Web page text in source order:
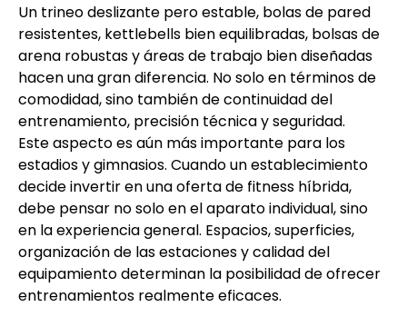
Un trineo deslizante pero estable, bolas de pared
resistentes, kettlebells bien equilibradas, bolsas de
arena robustas y áreas de trabajo bien diseñadas
hacen una gran diferencia. No solo en términos de
comodidad, sino también de continuidad del
entrenamiento, precisión técnica y seguridad.
Este aspecto es aún más importante para los
estadios y gimnasios. Cuando un establecimiento
decide invertir en una oferta de fitness híbrida,
debe pensar no solo en el aparato individual, sino
en la experiencia general. Espacios, superficies,
organización de las estaciones y calidad del
equipamiento determinan la posibilidad de ofrecer
entrenamientos realmente eficaces.